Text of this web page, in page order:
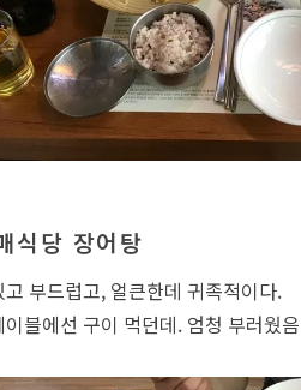
식당 장어탕
고 부드럽고, 얼큰한데 귀족적이다.
이블에선 구이 먹던데. 엄청 부러웠